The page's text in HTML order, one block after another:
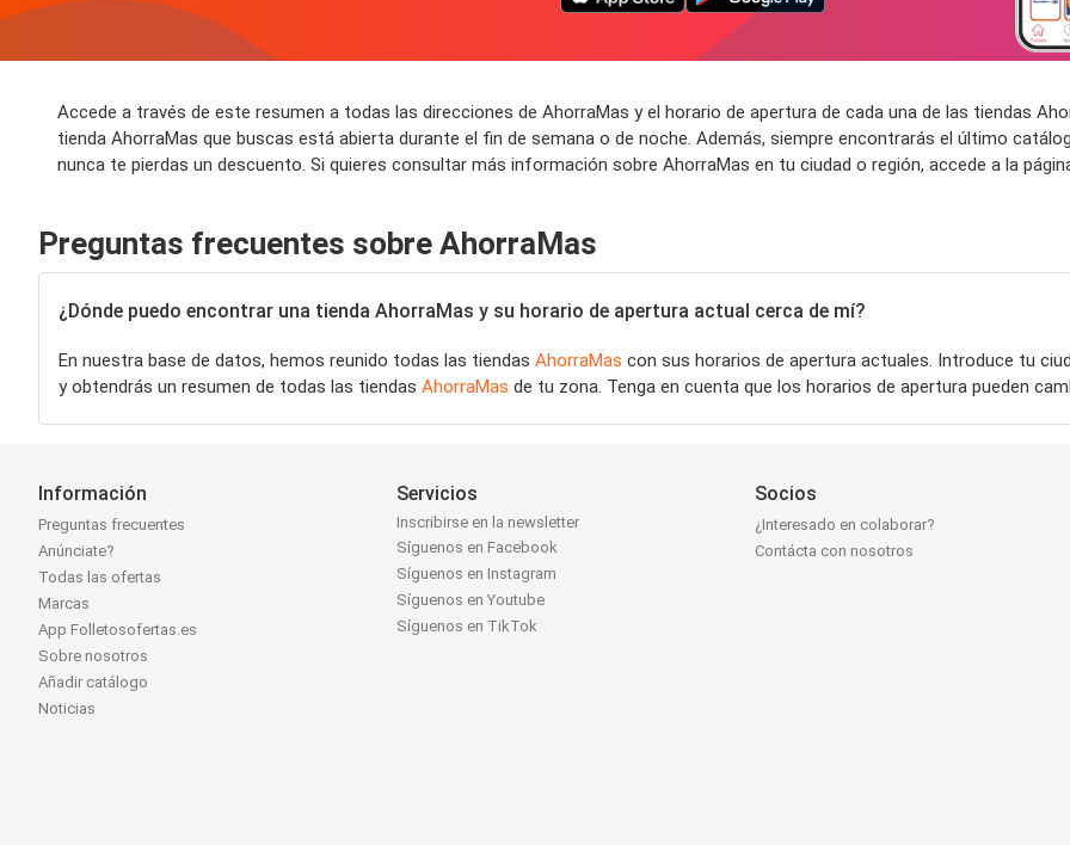
Accede a través de este resumen a todas las direcciones de AhorraMas y el horario de apertura de cada una de las tiendas
tienda AhorraMas que buscas está abierta durante el fin de semana o de noche. Además, siempre encontrarás el último
nunca te pierdas un descuento. Si quieres consultar más información sobre AhorraMas en tu ciudad o región, accede a la
Preguntas frecuentes sobre AhorraMas
¿Dónde puedo encontrar una tienda AhorraMas y su horario de apertura actual cerca de mí?
En nuestra base de datos, hemos reunido todas las tiendas AhorraMas con sus horarios de apertura actuales. Introduce tu
y obtendrás un resumen de todas las tiendas AhorraMas de tu zona. Tenga en cuenta que los horarios de apertura pueden
Información
Preguntas frecuentes
Anúnciate?
Todas las ofertas
Marcas
App Folletosofertas.es
Sobre nosotros
Añadir catálogo
Noticias
Servicios
Inscribirse en la newsletter
Síguenos en Facebook
Síguenos en Instagram
Síguenos en Youtube
Síguenos en TikTok
Socios
¿Interesado en colaborar?
Contácta con nosotros